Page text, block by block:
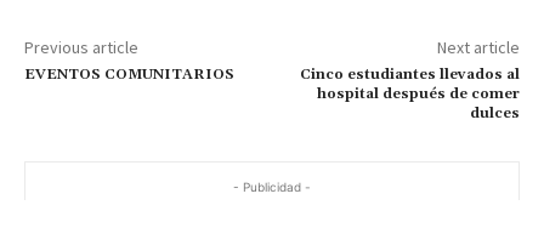
Previous article
EVENTOS COMUNITARIOS
Next article
Cinco estudiantes llevados al
hospital después de comer
dulces
- Publicidad -